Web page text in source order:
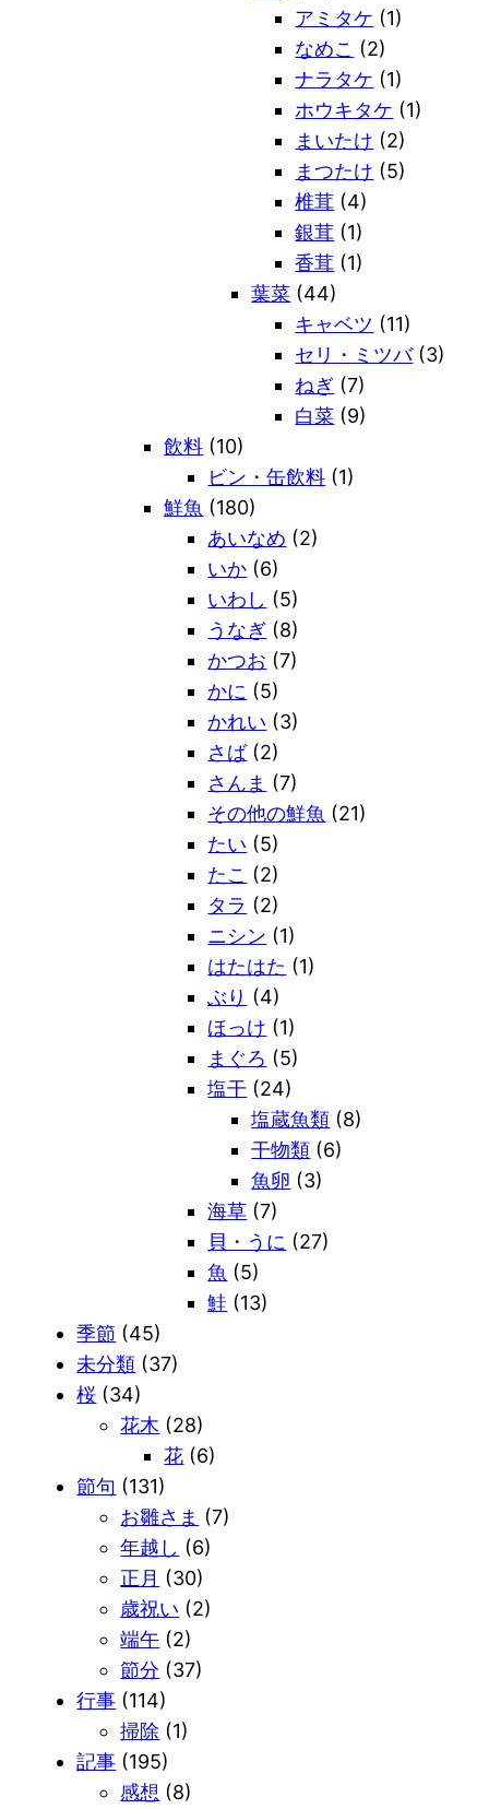
アミタケ (1)
なめこ (2)
ナラタケ (1)
ホウキタケ (1)
まいたけ (2)
まつたけ (5)
椎茸 (4)
銀茸 (1)
香茸 (1)
葉菜 (44)
キャベツ (11)
セリ・ミツバ(3)
ねぎ (7)
白菜 (9)
飲料 (10)
ビン・缶飲料 (1)
鮮魚 (180)
あいなめ (2)
いか (6)
いわし (5)
うなぎ (8)
かつお (7)
かに (5)
かれい (3)
さば(2)
さんま (7)
その他の鮮魚 (21)
たい (5)
たこ (2)
タラ (2)
ニシン (1)
はたはた (1)
ぶり (4)
ほっけ (1)
まぐろ (5)
塩干 (24)
塩蔵魚類 (8)
干物類 (6)
魚卵 (3)
海草 (7)
貝・うに (27)
魚 (5)
鮭 (13)
季節 (45)
未分類 (37)
桜 (34)
花木 (28)
花 (6)
節句 (131)
お雛さま (7)
年越し (6)
正月 (30)
歳祝い (2)
端午 (2)
節分 (37)
行事 (114)
掃除 (1)
記事 (195)
感想 (8)